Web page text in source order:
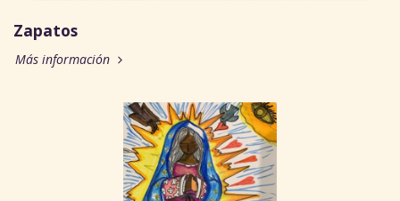
Zapatos
Más información